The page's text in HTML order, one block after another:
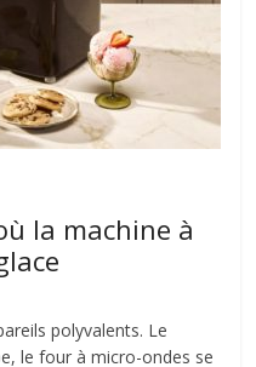
la machine à
polyvalents. Le
le four à micro-ondes se